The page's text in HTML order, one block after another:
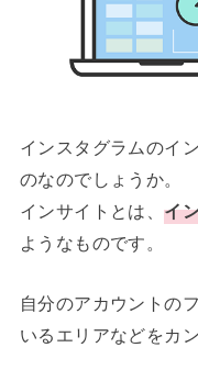
インスタグラムのイ
のなのでしょうか。
インサイトとは、イ
ようなものです。
自分のアカウントの
いるエリアなどをカ